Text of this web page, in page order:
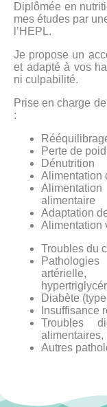
Diplômée en
mes études par
l’HEPL.
Je propose un
et adapté à vos
ni culpabilité.
Prise en charge
:
Perte de
Dénutrition
Alimentation
alimentaire
Adaptation
Alimentation
Troubles du
Diabète
Insuffisance
Troubles
Autres